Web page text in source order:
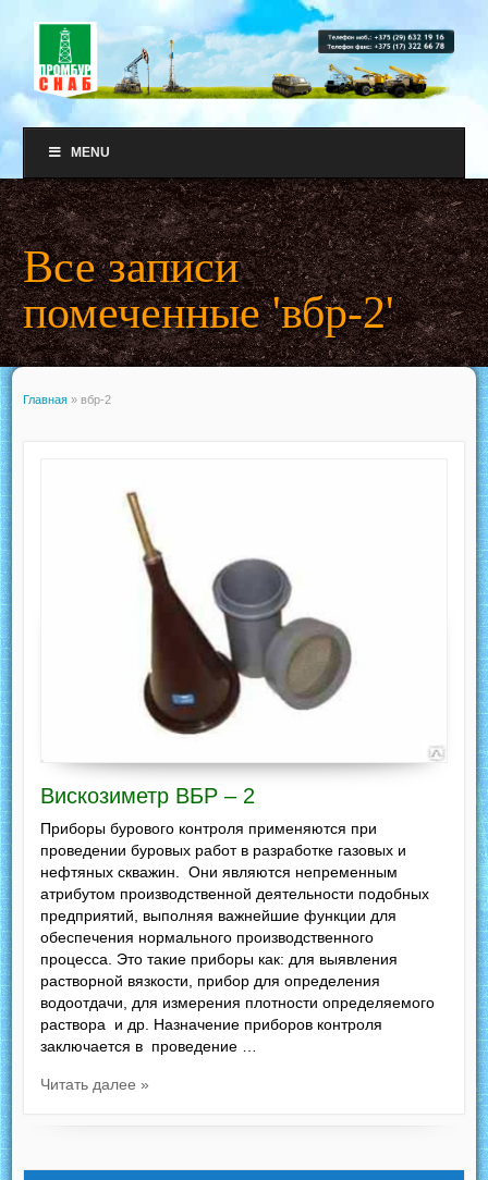
MENU
Все записи
помеченные 'вбр-2'
Главная » вбр-2
Вискозиметр ВБР – 2
Приборы бурового контроля применяются при
проведении буровых работ в разработке газовых и
нефтяных скважин. Они являются непременным
атрибутом производственной деятельности подобных
предприятий, выполняя важнейшие функции для
обеспечения нормального производственного
процесса. Это такие приборы как: для выявления
растворной вязкости, прибор для определения
водоотдачи, для измерения плотности определяемого
раствора и др. Назначение приборов контроля
заключается в проведение …
Читать далее »